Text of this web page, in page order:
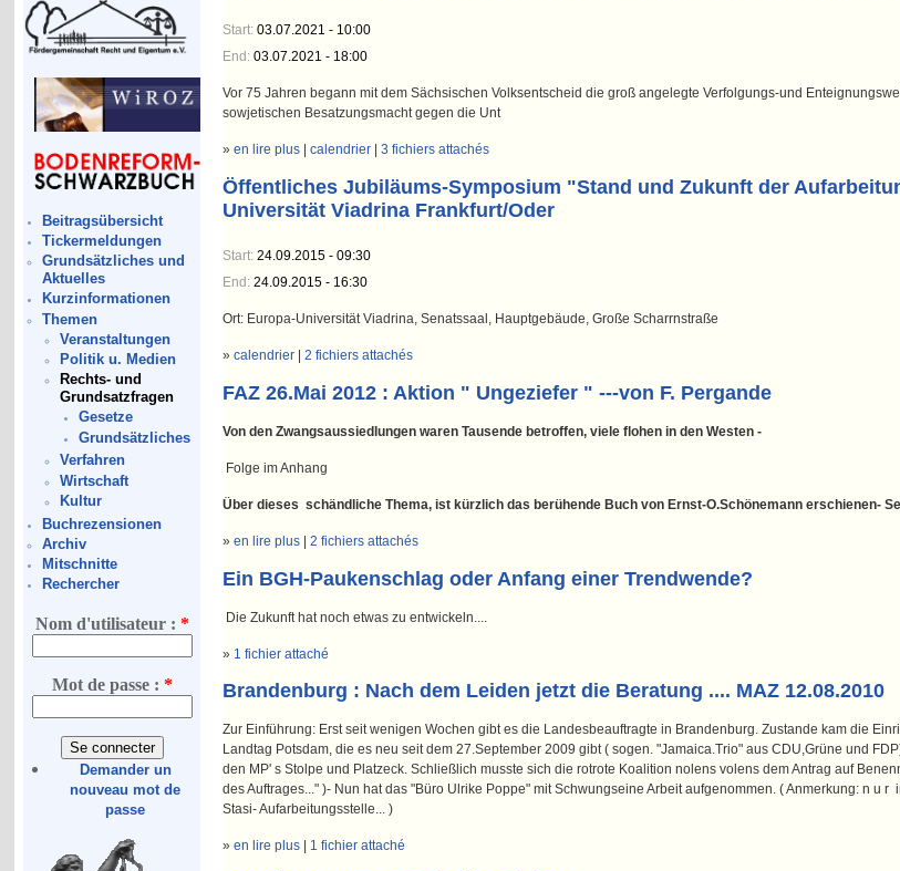
Beitragsübersicht
Tickermeldungen
Grundsätzliches und
Aktuelles
Kurzinformationen
Themen
Veranstaltungen
Politik u. Medien
Rechts- und
Grundsatzfragen
Gesetze
Grundsätzliches
Verfahren
Wirtschaft
Kultur
Buchrezensionen
Archiv
Mitschnitte
Rechercher
Nom d'utilisateur : *
Mot de passe : *
Demander un
nouveau mot de
passe
Start:03.07.2021 - 10:00
End:03.07.2021 - 18:00
Vor 75 Jahren begann mit dem Sächsischen Volksentscheid die groß angelegte Verfolgungs-und
sowjetischen Besatzungsmacht gegen die Unt
»en lire plus |calendrier |3 fichiers attachés
Öffentliches Jubiläums-Symposium "Stand und Zukunft der
Universität Viadrina Frankfurt/Oder
Start:24.09.2015 - 09:30
End:24.09.2015 - 16:30
Ort: Europa-Universität Viadrina, Senatssaal, Hauptgebäude, Große Scharrnstraße
»calendrier |2 fichiers attachés
FAZ 26.Mai 2012 : Aktion " Ungeziefer " ---von F. Pergande
Von den Zwangsaussiedlungen waren Tausende betroffen, viele flohen in den Westen -
Folge im Anhang
Über dieses schändliche Thema, ist kürzlich das berühende Buch von Ernst-O.Schönemann erschienen-
»en lire plus |2 fichiers attachés
Ein BGH-Paukenschlag oder Anfang einer Trendwende?
Die Zukunft hat noch etwas zu entwickeln....
» 1 fichier attaché
Brandenburg : Nach dem Leiden jetzt die Beratung .... MAZ 12.08.2010
Zur Einführung: Erst seit wenigen Wochen gibt es die Landesbeauftragte in Brandenburg. Zustande kam die
Landtag Potsdam, die es neu seit dem 27.September 2009 gibt ( sogen. "Jamaica.Trio" aus CDU,Grüne und
den MP' s Stolpe und Platzeck. Schließlich musste sich die rotrote Koalition nolens volens dem Antrag auf
des Auftrages..." )- Nun hat das "Büro Ulrike Poppe" mit Schwungseine Arbeit aufgenommen. ( Anmerkung: n u
Stasi- Aufarbeitungsstelle... )
»en lire plus 1 fichier attaché